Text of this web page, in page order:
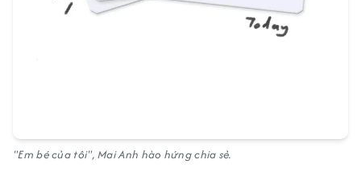
"Em bé của tôi", Mai Anh hào hứng chia sẻ.